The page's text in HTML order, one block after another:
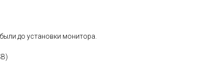
до установки монитора.